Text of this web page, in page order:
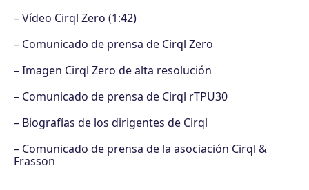
– Vídeo Cirql Zero (1:42)
– Comunicado de prensa de Cirql Zero
– Imagen Cirql Zero de alta resolución
– Comunicado de prensa de Cirql rTPU30
– Biografías de los dirigentes de Cirql
– Comunicado de prensa de la asociación Cirql &
Frasson